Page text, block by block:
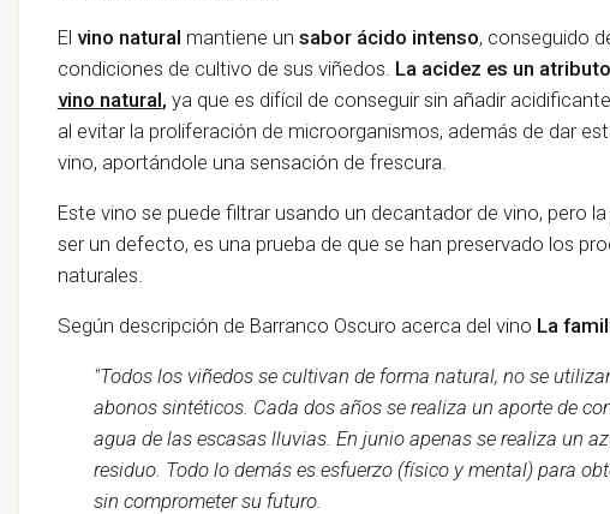
El vino natural mantiene un sabor ácido intenso, conseguido
condiciones de cultivo de sus viñedos. La acidez es un
vino natural, ya que es difícil de conseguir sin añadir
al evitar la proliferación de microorganismos, además de dar
vino, aportándole una sensación de frescura.
Este vino se puede filtrar usando un decantador de vino, pero
ser un defecto, es una prueba de que se han preservado los
naturales.
Según descripción de Barranco Oscuro acerca del vino La
"Todos los viñedos se cultivan de forma natural, no se
abonos sintéticos. Cada dos años se realiza un aporte de
agua de las escasas lluvias. En junio apenas se realiza un
residuo. Todo lo demás es esfuerzo (físico y mental) para
sin comprometer su futuro.